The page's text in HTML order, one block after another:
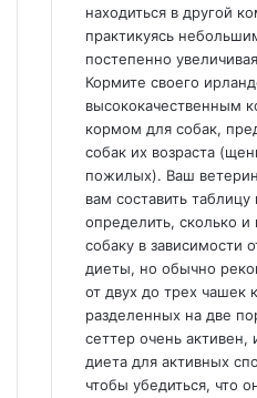
находиться в другой
практикуясь
постепенно
Кормите своего
высококачественным
кормом для собак,
собак их возраста
пожилых). Ваш
вам составить
определить, сколько и
собаку в зависимости
диеты, но обычно
от двух до трех чашек
разделенных на две
сеттер очень активен,
диета для активных
чтобы убедиться, что